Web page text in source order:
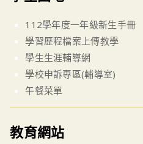
112學年度一年級新生手冊
學習歷程檔案上傳教學
學生生涯輔導網
學校申訴專區(輔導室)
午餐菜單
教育網站